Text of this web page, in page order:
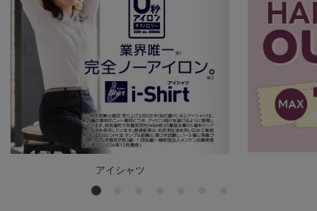
アイシャツ